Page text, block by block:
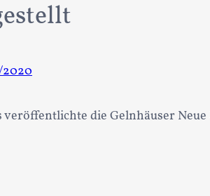
2020
die Gelnhäuser Neue